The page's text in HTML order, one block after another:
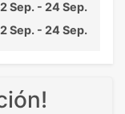
Sep. - 24 Sep.
Sep. - 24 Sep.